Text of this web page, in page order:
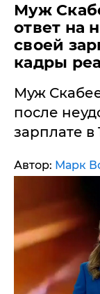
Муж
ответ на
своей
кадры
​Муж
после
зарплате
Автор: Марк